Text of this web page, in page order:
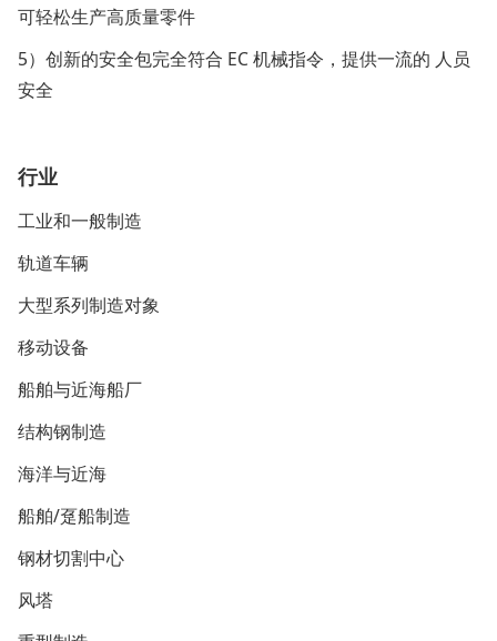
可轻松生产高质量零件
5）创新的安全包完全符合 EC 机械指令，提供一流的 人员
安全
行业
工业和一般制造
轨道车辆
大型系列制造对象
移动设备
船舶与近海船厂
结构钢制造
海洋与近海
船舶/趸船制造
钢材切割中心
风塔